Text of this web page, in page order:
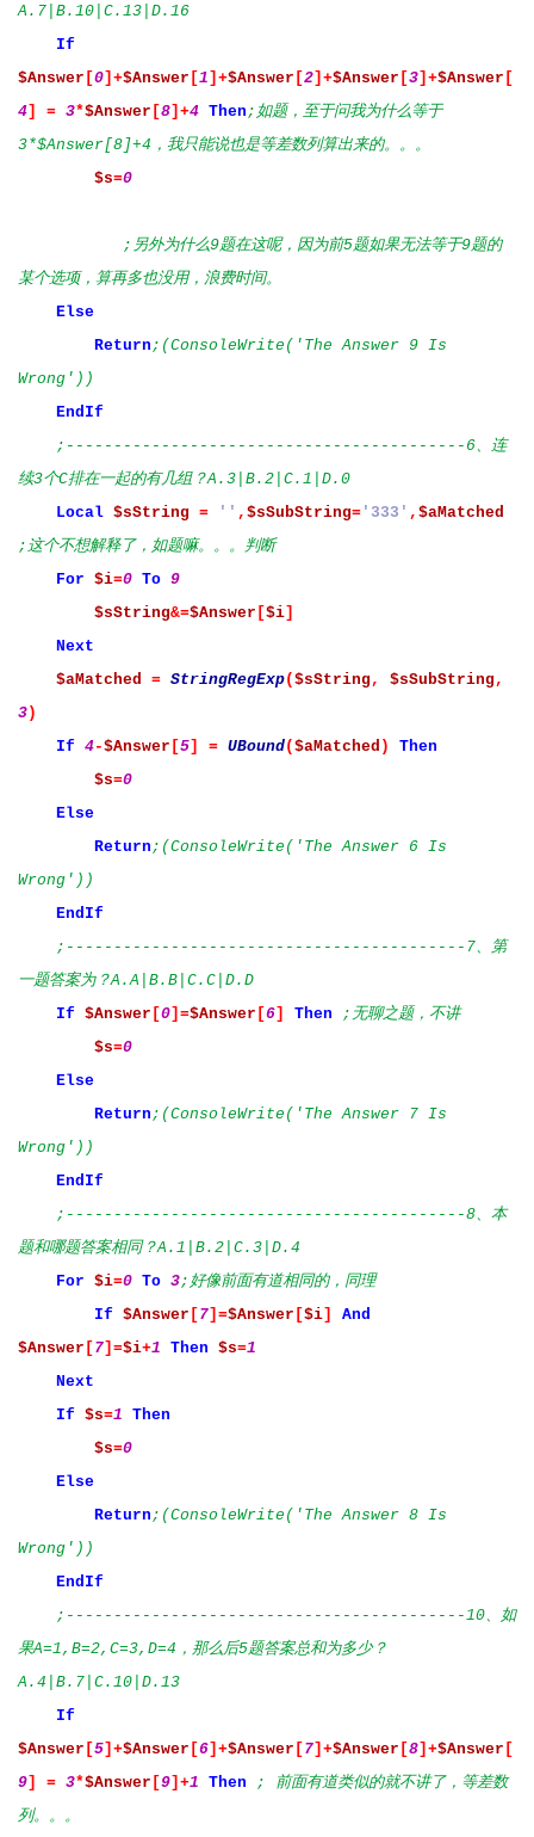
A.7|B.10|C.13|D.16
If
$Answer [0]+$Answer [1 ]+$Answer [2]+$Answer [3]+$Answer [
4] = 3*$Answer [8]+4 Then ;如题，至于问我为什么等于
3*$Answer[8]+4，我只能说也是等差数列算出来的。。。
$s=0
;另外为什么9题在这呢，因为前5题如果无法等于9题的
某个选项，算再多也没用，浪费时间。
Else
Return ;(ConsoleWrite('The Answer 9 Is
Wrong'))
EndIf
;------------------------------------------6、连
续3个C排在一起的有几组？A.3|B.2|C.1|D.0
Local $sString = '' , $sSubString= '333' , $aMatched
;这个不想解释了，如题嘛。。。判断
For $i=0 To 9
$sString&=$Answer [$i]
Next
$aMatched
= StringRegExp( $sString , $sSubString ,
3)
If 4-$Answer [5] = UBound( $aMatched )
Then
$s=0
Else
Return ;(ConsoleWrite('The Answer 6 Is
Wrong'))
EndIf
;------------------------------------------7、第
一题答案为？A.A|B.B|C.C|D.D
If $Answer [0]=$Answer [6] Then
;无聊之题，不讲
$s=0
Else
Return ;(ConsoleWrite('The Answer 7 Is
Wrong'))
EndIf
;------------------------------------------8、本
题和哪题答案相同？A.1|B.2|C.3|D.4
For $i=0 To 3;好像前面有道相同的，同理
If $Answer [ 7]=$Answer [$i]
And
$Answer [ 7]=$i+1 Then $s=1
Next
If $s=1 Then
$s=0
Else
Return ;(ConsoleWrite('The Answer 8 Is
Wrong'))
EndIf
;------------------------------------------10、如
果A=1,B=2,C=3,D=4，那么后5题答案总和为多少？
A.4|B.7|C.10|D.13
If
$Answer [5]+$Answer [6]+$Answer [ 7]+$Answer [8]+$Answer [
9] = 3*$Answer [9]+1 Then
; 前面有道类似的就不讲了，等差数
列。。。